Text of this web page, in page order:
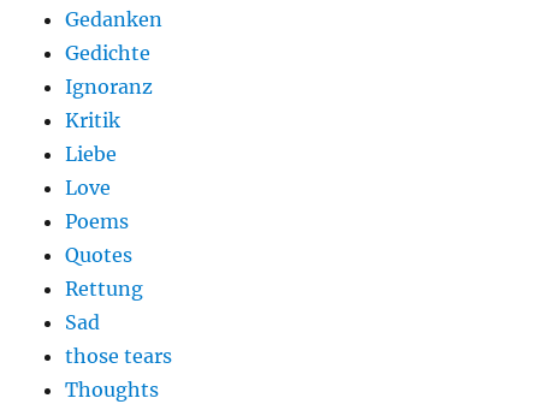
Gedanken
Gedichte
Ignoranz
Kritik
Liebe
Love
Poems
Quotes
Rettung
Sad
those tears
Thoughts